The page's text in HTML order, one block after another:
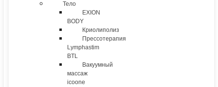
Тело
EXION
BODY
Криолиполиз
Прессотерапия
Lymphastim
BTL
Вакуумный
массаж
icoone